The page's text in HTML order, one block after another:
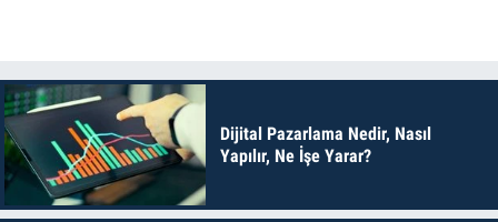
Dijital Pazarlama Nedir, Nasıl
Yapılır, Ne İşe Yarar?